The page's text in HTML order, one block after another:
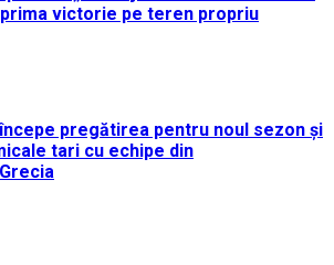
victorie pe teren propriu
pregătirea pentru noul sezon și
tari cu echipe din